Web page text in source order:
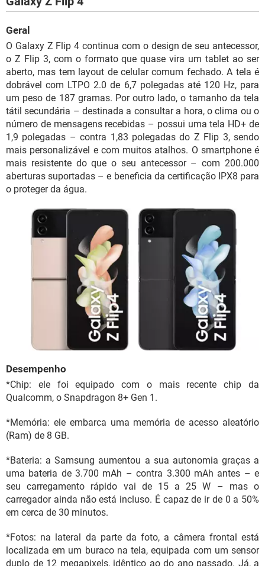
Geral
O Galaxy Z Flip 4 continua com o design de seu antecessor,
o Z Flip 3, com o formato que quase vira um tablet ao ser
aberto, mas tem layout de celular comum fechado. A tela é
dobrável com LTPO 2.0 de 6,7 polegadas até 120 Hz, para
um peso de 187 gramas. Por outro lado, o tamanho da tela
tátil secundária – destinada a consultar a hora, o clima ou o
número de mensagens recebidas – possui uma tela HD+ de
1,9 polegadas – contra 1,83 polegadas do Z Flip 3, sendo
mais personalizável e com muitos atalhos. O smartphone é
mais resistente do que o seu antecessor – com 200.000
aberturas suportadas – e beneficia da certificação IPX8 para
o proteger da água.
Desempenho
*Chip: ele foi equipado com o mais recente chip da
Qualcomm, o Snapdragon 8+ Gen 1.
*Memória: ele embarca uma memória de acesso aleatório
(Ram) de 8 GB.
*Bateria: a Samsung aumentou a sua autonomia graças a
uma bateria de 3.700 mAh – contra 3.300 mAh antes – e
seu carregamento rápido vai de 15 a 25 W – mas o
carregador ainda não está incluso. É capaz de ir de 0 a 50%
em cerca de 30 minutos.
*Fotos: na lateral da parte da foto, a câmera frontal está
localizada em um buraco na tela, equipada com um sensor
duplo de 12 megapixels, idêntico ao do ano passado. Já, a